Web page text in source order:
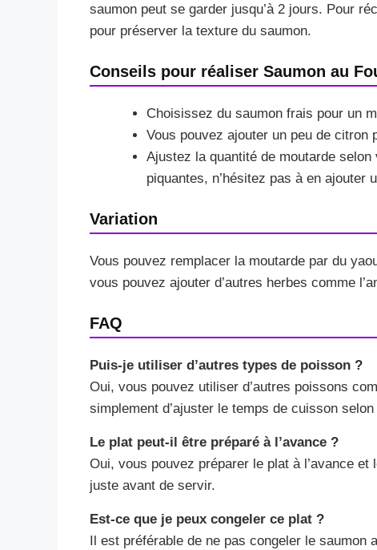
saumon peut se garder jusqu’à 2 jours. Pour
pour préserver la texture du saumon.
Conseils pour réaliser Saumon au
Choisissez du saumon frais pour un
Vous pouvez ajouter un peu de
Ajustez la quantité de moutarde
piquantes, n’hésitez pas à en ajouter
Variation
Vous pouvez remplacer la moutarde par du
vous pouvez ajouter d’autres herbes comme
FAQ
Puis-je utiliser d’autres types de poisson ?
Oui, vous pouvez utiliser d’autres poissons
simplement d’ajuster le temps de cuisson
Le plat peut-il être préparé à l’avance ?
Oui, vous pouvez préparer le plat à l’avance
juste avant de servir.
Est-ce que je peux congeler ce plat ?
Il est préférable de ne pas congeler le